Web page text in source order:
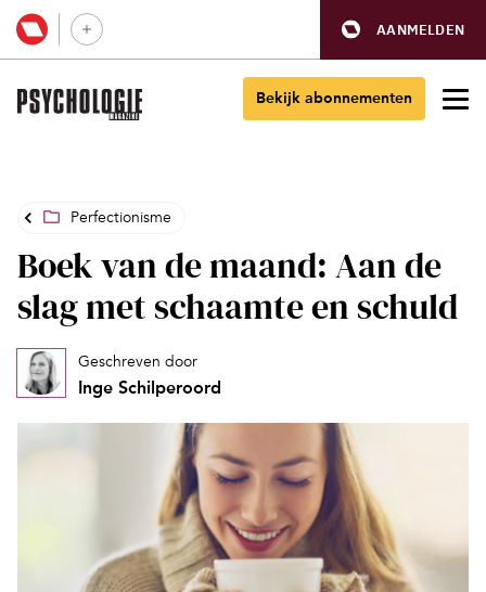
AANMELDEN
Bekijk abonnementen
Perfectionisme
Boek van de maand: Aan de
slag met schaamte en schuld
Geschreven door
Inge Schilperoord